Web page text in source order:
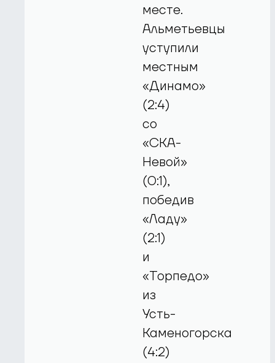
месте.
Альметьевцы
уступили
местным
«Динамо»
(2:4)
со
«СКА-
Невой»
(0:1),
победив
«Ладу»
(2:1)
и
«Торпедо»
из
Усть-
Каменогорска
(4:2)